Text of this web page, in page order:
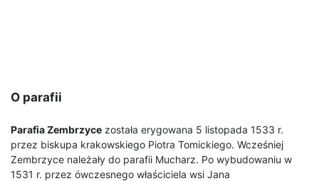
O parafii
Parafia Zembrzyce została erygowana 5 listopada 1533 r.
przez biskupa krakowskiego Piotra Tomickiego. Wcześniej
Zembrzyce należały do parafii Mucharz. Po wybudowaniu w
1531 r. przez ówczesnego właściciela wsi Jana